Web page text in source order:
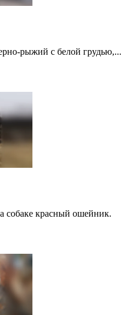
рыжий с белой грудью,...
собаке красный ошейник.